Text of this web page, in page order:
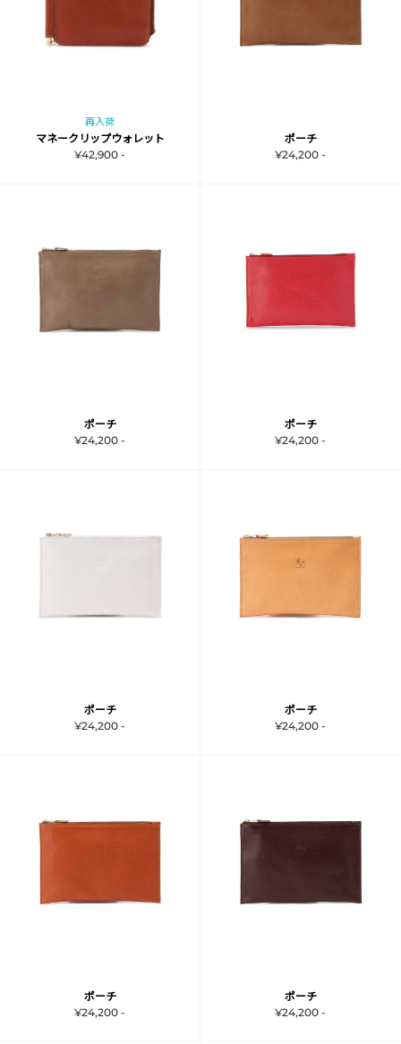
再入荷
マネークリップウォレット
¥42,900 -
ポーチ
¥24,200 -
ポーチ
¥24,200 -
ポーチ
¥24,200 -
ポーチ
¥24,200 -
ポーチ
¥24,200 -
ポーチ
¥24,200 -
ポーチ
¥24,200 -